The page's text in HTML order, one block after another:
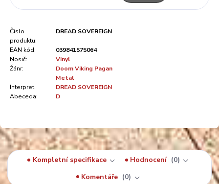
Číslo
produktu:
DREAD SOVEREIGN
EAN kód:
039841575064
Nosič:
Vinyl
Žánr:
Doom Viking Pagan
Metal
Interpret:
DREAD SOVEREIGN
Abeceda:
D
Kompletní specifikace Hodnocení
0
Komentáře
0